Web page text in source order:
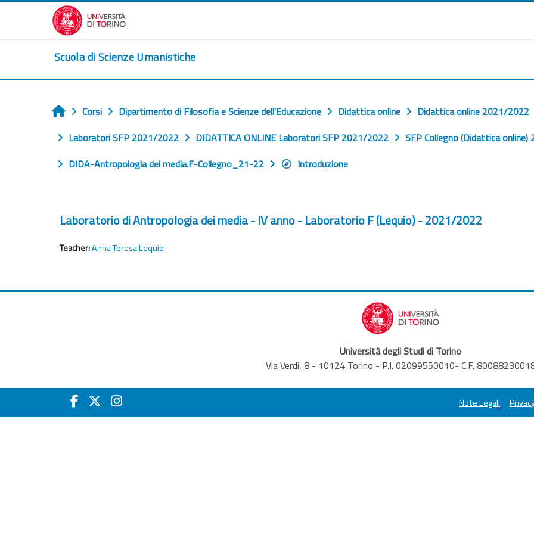
Vai al contenuto principale
Scuola di Scienze Umanistiche
Home
Corsi Dipartimento di Filosofia e Scienze dell'Educazione Didattica online Didattica online 2021/2022
Laboratori SFP 2021/2022
DIDATTICA ONLINE Laboratori SFP 2021/2022
SFP Collegno (Didattica online)
DIDA-Antropologia dei media.F-Collegno_21-22
Introduzione
Laboratorio di Antropologia dei media - IV anno - Laboratorio F (Lequio) - 2021/2022
Teacher:Anna Teresa Lequio
Università degli Studi di Torino
Via Verdi, 8 - 10124 Torino - P.I. 02099550010- C.F.
Note Legali